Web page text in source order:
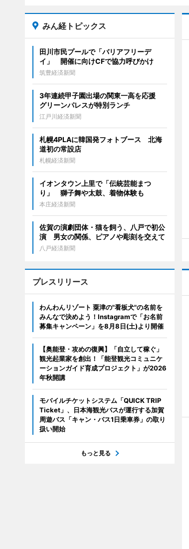
みん経トピックス
田川市民プールで「バリアフリーデ
イ」 開催に向けCFで協力呼びかけ
筑豊経済新聞
3年連続甲子園出場の関東一高を応援
グリーンパレスが特別ランチ
江戸川経済新聞
札幌4PLAに韓国発フォトブース 北海
道初の常設店
札幌経済新聞
イオンタウン上里で「伝統芸能まつ
り」 獅子舞や太鼓、着物体験も
本庄経済新聞
佐賀の演劇団体・猫を飼う、八戸で初公
演 男女の関係、ピアノや彫刻を交えて
八戸経済新聞
プレスリリース
わんわんリゾート 粟津の"看板犬"の名前を
みんなで決めよう！Instagramで「お名前
募集キャンペーン」を8月8日(土)より開催
【奥能登・攻めの復興】「自立して稼ぐ」
観光起業家を創出！「能登観光コミュニケ
ーションガイド育成プロジェクト」が2026
年秋開講
モバイルチケットシステム「QUICK TRIP
Ticket」、日本海観光バスが運行する加賀
周遊バス「キャン・バス1日乗車券」の取り
扱い開始
もっと見る